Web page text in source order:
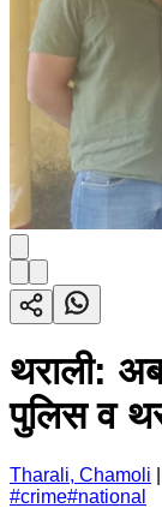
थराली:
पुलिस व
Tharali, Chamoli
#crime#national